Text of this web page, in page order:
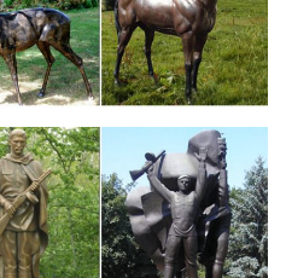
периода.
Магазин редкостей Старивина
Новинки коллекции
Друг человека с древних
и в коллекциях известнейших
собак по породам